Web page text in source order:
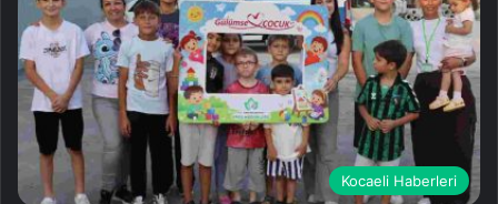
Kocaeli Haberleri